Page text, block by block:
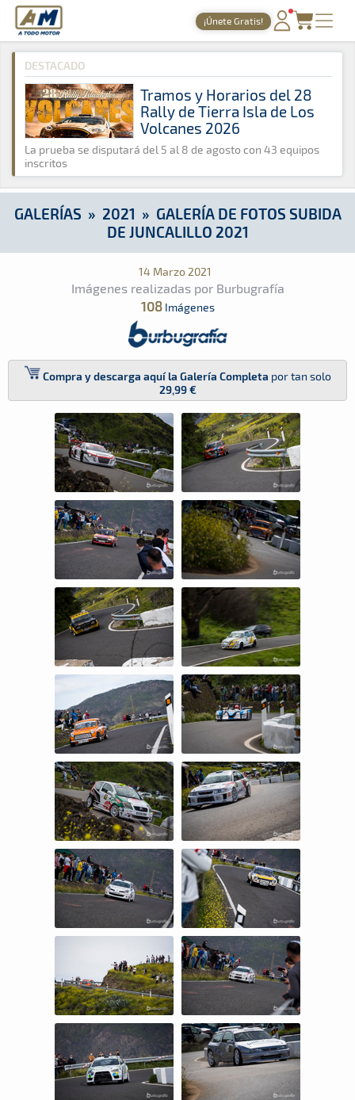
A Todo Motor · Revista del motor desde 1999
¡Únete Gratis!
PORTADA
TIEMPOS ONLINE
NOTICIAS
AGENDA
GALERÍAS
TIENDA
A Todo Motor » Galerías » 2021 » Galería de Fotos Subida de
DESTACADO
Tramos y Horarios del 28
Rally de Tierra Isla de Los
Volcanes 2026
La prueba se disputará del 5 al 8 de agosto con 43 equipos
inscritos
GALERÍAS » 2021 » GALERÍA DE FOTOS SUBIDA
DE JUNCALILLO 2021
14 Marzo 2021
Imágenes realizadas por Burbugrafía
108Imágenes
Compra y descarga aquí la Galería Completa por tan solo
29,99 €